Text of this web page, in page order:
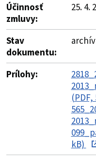
Účinnosť
zmluvy:
25. 4.
Stav
dokumentu:
Prílohy:
(PDF,
kB)